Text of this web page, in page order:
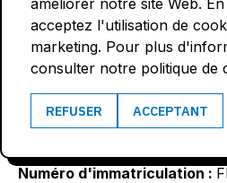
améliorer notre site Web.
acceptez l'utilisation de
marketing. Pour plus
consulter notre politique de
REFUSER ACCEPTANT
LYMPIK GMBH
Objet social :
Services
Numéro de TVA :
Numéro d'immatriculation :